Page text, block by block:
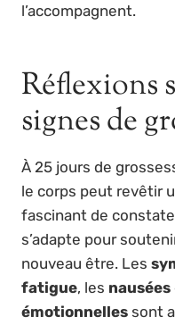
l’accompagnent.
Réflexions
signes de
À 25 jours de
le corps peut revêtir
fascinant de
s’adapte pour
nouveau être. Les
fatigue, les nausées
émotionnelles sont